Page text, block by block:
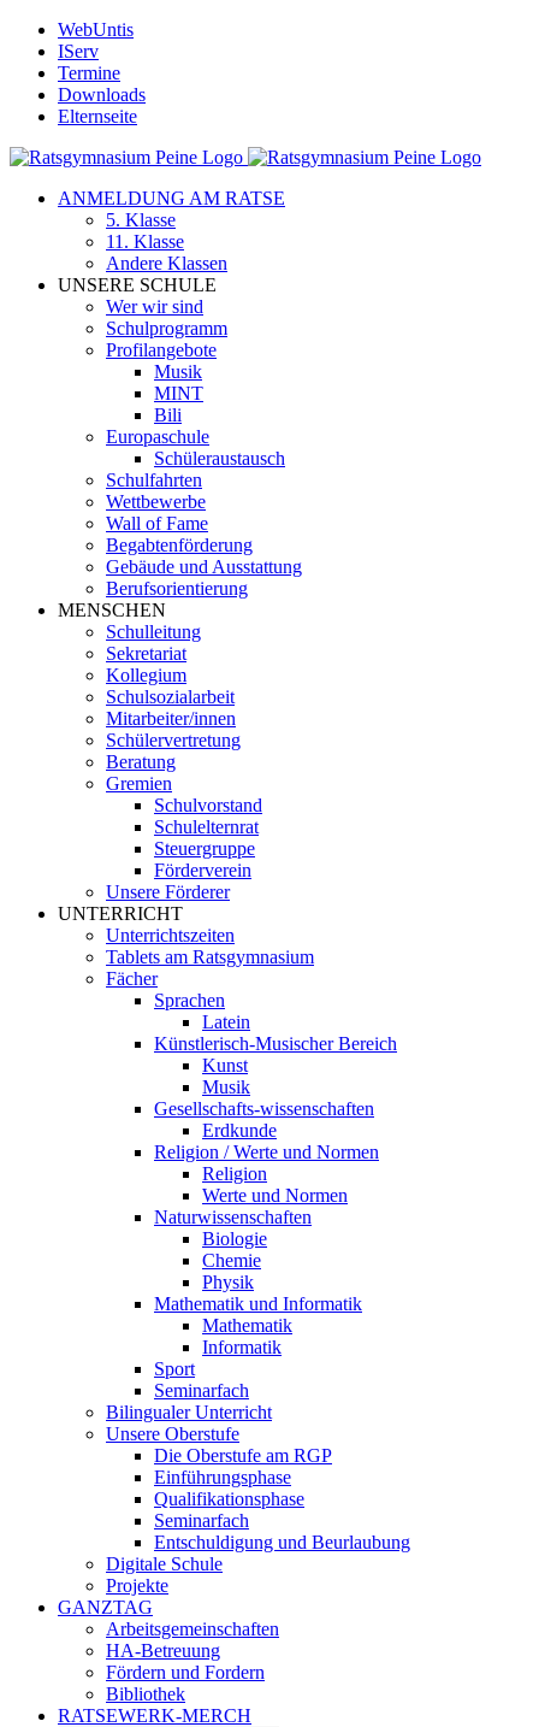
Zum
Inhalt
springen
WebUntis
IServ
Termine
Downloads
Elternseite
ANMELDUNG AM RATSE
5. Klasse
11. Klasse
Andere Klassen
UNSERE SCHULE
Wer wir sind
Schulprogramm
Profilangebote
Musik
MINT
Bili
Europaschule
Schüleraustausch
Schulfahrten
Wettbewerbe
Wall of Fame
Begabtenförderung
Gebäude und Ausstattung
Berufsorientierung
MENSCHEN
Schulleitung
Sekretariat
Kollegium
Schulsozialarbeit
Mitarbeiter/innen
Schülervertretung
Beratung
Gremien
Schulvorstand
Schulelternrat
Steuergruppe
Förderverein
Unsere Förderer
UNTERRICHT
Unterrichtszeiten
Tablets am Ratsgymnasium
Fächer
Sprachen
Latein
Künstlerisch-Musischer Bereich
Kunst
Musik
Gesellschafts-wissenschaften
Erdkunde
Religion / Werte und Normen
Religion
Werte und Normen
Naturwissenschaften
Biologie
Chemie
Physik
Mathematik und Informatik
Mathematik
Informatik
Sport
Seminarfach
Bilingualer Unterricht
Unsere Oberstufe
Die Oberstufe am RGP
Einführungsphase
Qualifikationsphase
Seminarfach
Entschuldigung und Beurlaubung
Digitale Schule
Projekte
GANZTAG
Arbeitsgemeinschaften
HA-Betreuung
Fördern und Fordern
Bibliothek
RATSEWERK-MERCH